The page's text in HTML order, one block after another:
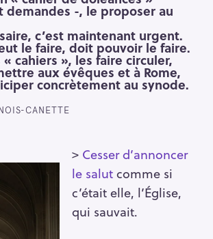
-, le proposer au
c’est maintenant urgent.
le faire, doit pouvoir le faire.
« cahiers », les faire circuler,
aux évêques et à Rome,
concrètement au synode.
CANETTE
> Cesser d’annoncer
le salutcomme si
c’était elle, l’Église,
qui sauvait.